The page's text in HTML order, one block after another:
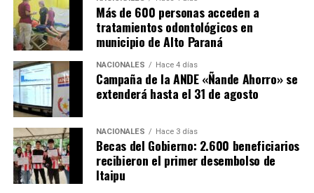
presidente de la República, Santiago Peña, destacó que
bajo su adminitración el presupuesto del Instituto
Nacional del Cáncer creció más de tres veces y que
actualmente se está haciendo una inversión en
infraestructura como nunca antes.
Anunció también que su gobierno seguirá invirtiendo
para que todos los pacientes tengan la mejor atención.
Por su parte, El gobernador de Caazapá, Cristian Acosta,
afirmó que la habilitación de este hospital especializado
Más de 600 personas acceden a
tratamientos odontológicos en
municipio de Alto Paraná
NACIONALES Hace 4 días
Campaña de la ANDE «Ñande Ahorro» se
extenderá hasta el 31 de agosto
NACIONALES Hace 3 días
Becas del Gobierno: 2.600 beneficiarios
recibieron el primer desembolso de
Itaipu